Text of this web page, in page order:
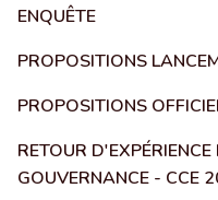
ENQUÊTE
PROPOSITIONS
PROPOSITIONS
RETOUR
GOUVERNANCE - CCE